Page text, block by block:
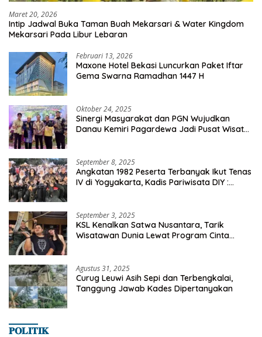
Maret 20, 2026
Intip Jadwal Buka Taman Buah Mekarsari & Water Kingdom
Mekarsari Pada Libur Lebaran
Februari 13, 2026
Maxone Hotel Bekasi Luncurkan Paket Iftar
Gema Swarna Ramadhan 1447 H
Oktober 24, 2025
Sinergi Masyarakat dan PGN Wujudkan
Danau Kemiri Pagardewa Jadi Pusat Wisata
September 8, 2025
Angkatan 1982 Peserta Terbanyak Ikut Tenas
IV di Yogyakarta, Kadis Pariwisata DIY :
September 3, 2025
KSL Kenalkan Satwa Nusantara, Tarik
Wisatawan Dunia Lewat Program Cinta
Agustus 31, 2025
Curug Leuwi Asih Sepi dan Terbengkalai,
Tanggung Jawab Kades Dipertanyakan
𝐏𝐎𝐋𝐈𝐓𝐈𝐊